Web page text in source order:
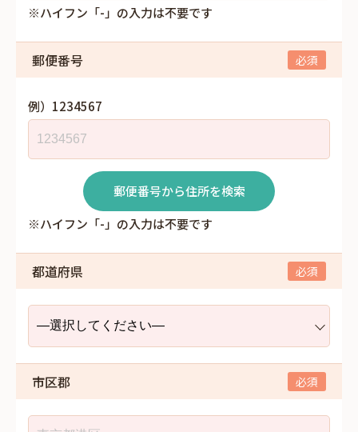
※ハイフン「-」の入力は不要です
郵便番号
例）1234567
郵便番号から住所を検索
※ハイフン「-」の入力は不要です
都道府県
市区郡